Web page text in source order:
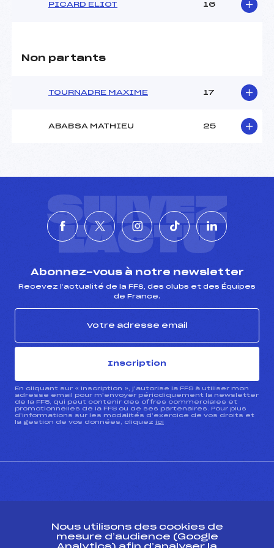
Catégorie :
Cad->Mas
PICARD ELIOT 16
Non partants
TOURNADRE MAXIME 17
ABABSA MATHIEU 25
SUIVEZ
L'ACTU
Abonnez-vous à notre newsletter
Recevez l’actualité de la FFS, des clubs et des Équipes
de France.
Inscription
En cliquant sur « inscription », j’autorise la FFS à utiliser mon
adresse email pour m’envoyer périodiquement la newsletter
de la FFS, qui peut contenir des offres commerciales et
promotionnelles de la FFS ou de ses partenaires. Pour plus
d’informations sur les modalités d’exercice de vos droits et
la gestion de vos données, cliquez ici
Nous utilisons des cookies de
mesure d’audience (Google